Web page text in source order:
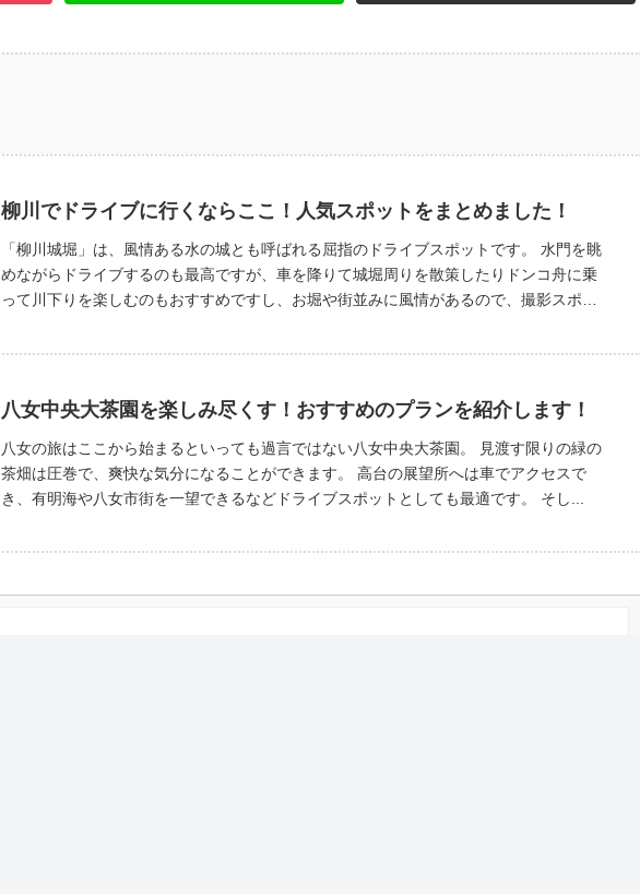
柳川でドライブに行くならここ！人気スポットをまとめました！
「柳川城堀」は、風情ある水の城とも呼ばれる屈指のドライブスポットです。 水門を眺
めながらドライブするのも最高ですが、車を降りて城堀周りを散策したりドンコ舟に乗
って川下りを楽しむのもおすすめですし、お堀や街並みに風情があるので、撮影スポッ
八女中央大茶園を楽しみ尽くす！おすすめのプランを紹介します！
八女の旅はここから始まるといっても過言ではない八女中央大茶園。 見渡す限りの緑の
茶畑は圧巻で、爽快な気分になることができます。 高台の展望所へは車でアクセスで
き、有明海や八女市街を一望できるなどドライブスポットとしても最適です。 そし...